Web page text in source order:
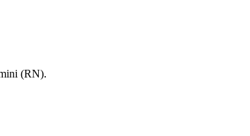
(RN).